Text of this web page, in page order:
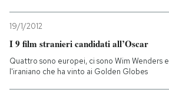
19/1/2012
I 9 film stranieri candidati all’Oscar
Quattro sono europei, ci sono Wim Wenders e
l'iraniano che ha vinto ai Golden Globes